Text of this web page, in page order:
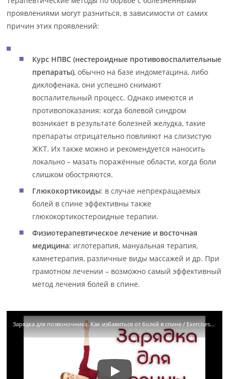
проявлениями могут разниться, в зависимости от самих
причин этих проявлений:
Курс НПВС (нестероидные противовоспалительные
препараты), обычно на базе индометацина, либо
диклофенака, они успешно снимают
воспалительный процесс. Однако имеются и
противопоказания: когда болевой синдром
возникает в результате болезней желудка, такие
препараты отрицательно повлияют на слизистую
ЖКТ. Их также можно и рекомендуется наносить
локально – мазать поражённые области, когда боли
слишком обостряются.
Глюкокортикоиды: в случае непрекращаемых
болей в спине эффективны также
глюкокортикостероидные терапии.
Физиотерапевтическое лечение и восточная
медицина: иглотерапия, мануальная терапия,
камнетерапия, различные виды массажей и др. При
грамотном лечении – возможно самый эффективный
метод лечения болей в спине.
Зарядка для позвоночника. Как избавиться от болей в спине / Exercises for the Spine